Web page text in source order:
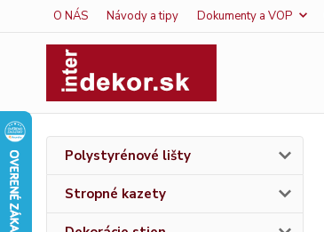
O NÁS Návody a tipy Dokumenty a VOP
Polystyrénové lišty
Stropné kazety